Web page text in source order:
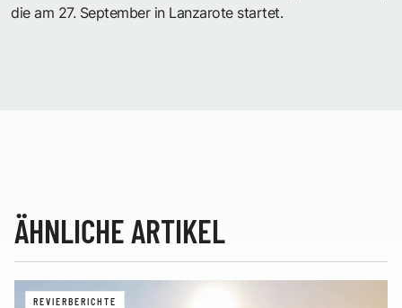
die am 27. September in Lanzarote startet.
ÄHNLICHE ARTIKEL
REVIERBERICHTE